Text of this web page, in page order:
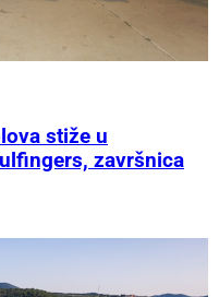
stiže u
završnica